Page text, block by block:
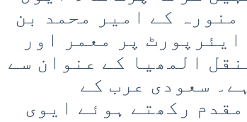
منورہ کے امیر محمد بن
پر معمر اور
المھیا کے عنوان سے
سعودی عرب کے
کو مقدم رکھتے ہوئے ایوی